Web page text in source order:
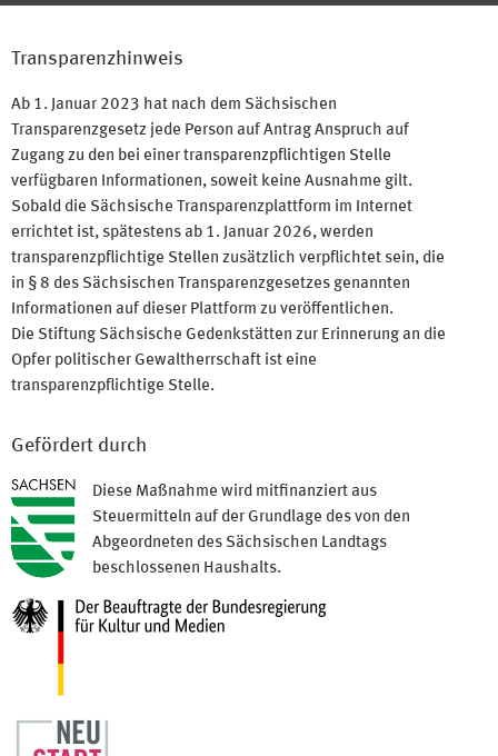
Transparenzhinweis
Ab 1. Januar 2023 hat nach dem Sächsischen
Transparenzgesetz jede Person auf Antrag Anspruch auf
Zugang zu den bei einer transparenzpflichtigen Stelle
verfügbaren Informationen, soweit keine Ausnahme gilt.
Sobald die Sächsische Transparenzplattform im Internet
errichtet ist, spätestens ab 1. Januar 2026, werden
transparenzpflichtige Stellen zusätzlich verpflichtet sein, die
in § 8 des Sächsischen Transparenzgesetzes genannten
Informationen auf dieser Plattform zu veröffentlichen.
Die Stiftung Sächsische Gedenkstätten zur Erinnerung an die
Opfer politischer Gewaltherrschaft ist eine
transparenzpflichtige Stelle.
Gefördert durch
Diese Maßnahme wird mitfinanziert aus
Steuermitteln auf der Grundlage des von den
Abgeordneten des Sächsischen Landtags
beschlossenen Haushalts.